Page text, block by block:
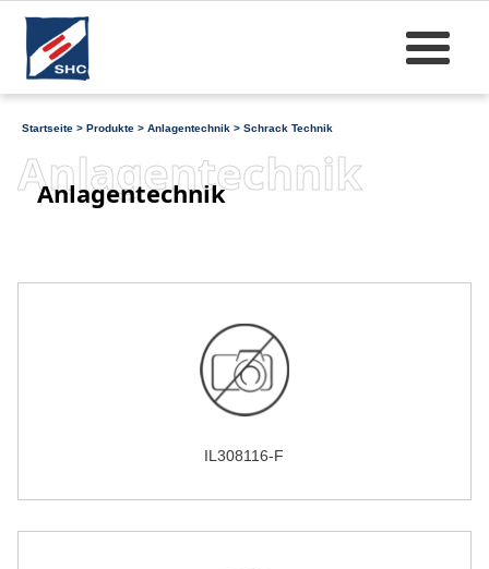
Startseite > Produkte > Anlagentechnik > Schrack Technik
Anlagentechnik
Anlagentechnik
IL308116-F